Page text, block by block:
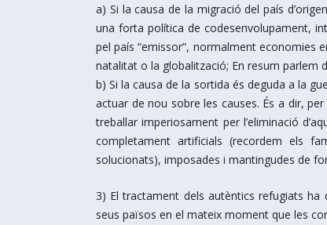
a) Si la causa de la migració del país
una forta política de codesenvolupament,
pel país “emissor”, normalment economies
natalitat o la globalització; En resum parlem
b) Si la causa de la sortida és deguda a la
actuar de nou sobre les causes. És a dir,
treballar imperiosament per l’eliminació
completament artificials (recordem els
solucionats), imposades i mantingudes de
3) El tractament dels autèntics refugiats ha
seus països en el mateix moment que les